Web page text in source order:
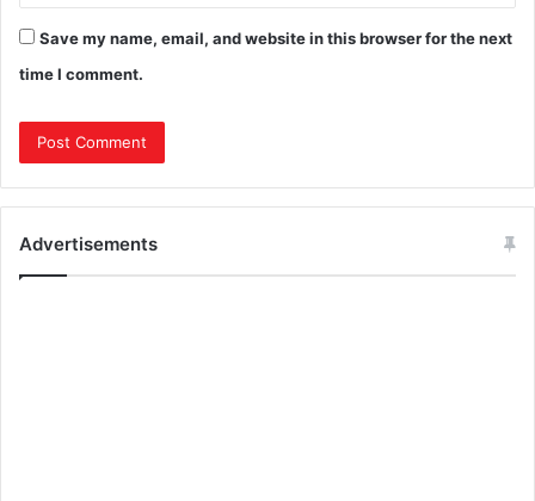
Save my name, email, and website in this browser for the next
time I comment.
Advertisements